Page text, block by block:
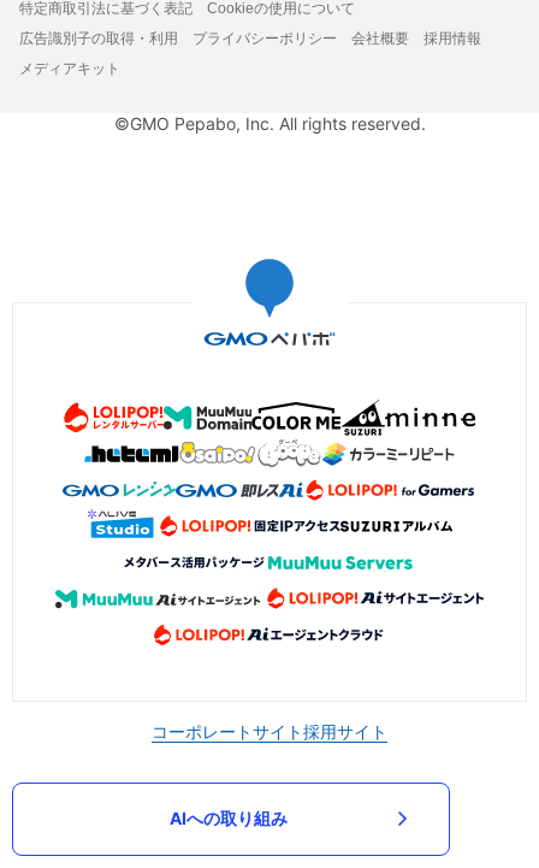
特定商取引法に基づく表記
Cookieの使用について
広告識別子の取得・利用
プライバシーポリシー 会社概要
採用情報
メディアキット
©GMO Pepabo, Inc. All rights reserved.
コーポレートサイト採用サイト
AIへの取り組み